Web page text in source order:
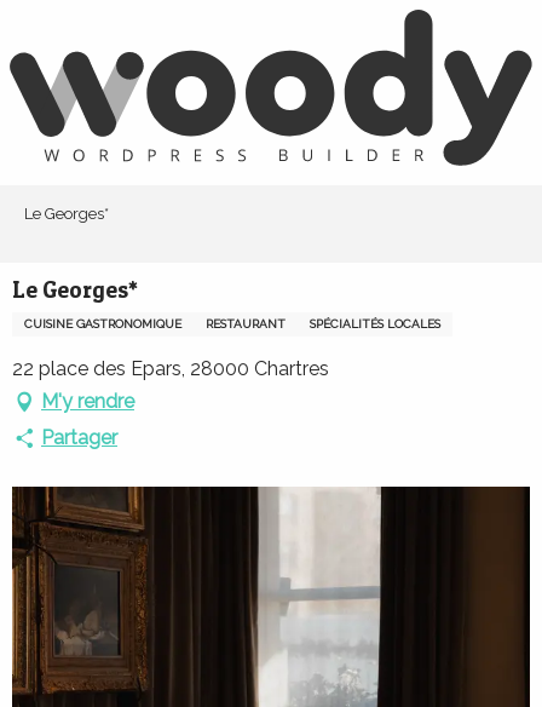
contenu
principal
Le Georges*
Le Georges*
CUISINE GASTRONOMIQUE RESTAURANT SPÉCIALITÉS LOCALES
22 place des Epars, 28000 Chartres
M'y rendre
Partager